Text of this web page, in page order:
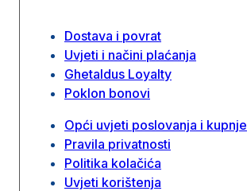
Dostava i povrat
Uvjeti i načini plaćanja
Ghetaldus Loyalty
Poklon bonovi
Opći uvjeti poslovanja i kupnje
Pravila privatnosti
Politika kolačića
Uvjeti korištenja